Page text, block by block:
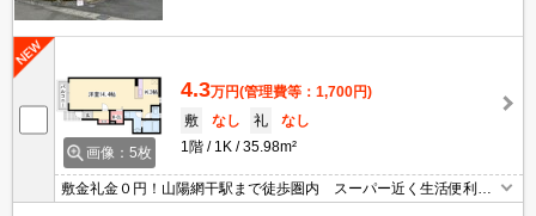
画像：5枚
4.3万円(管理費等：1,700円)
敷
なし 礼
なし
1階
1K 35.98m²
敷金礼金０円！山陽網干駅まで徒歩圏内 スーパー近く生活便利で
す！